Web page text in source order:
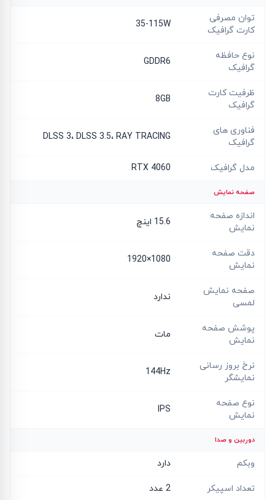
توان مصرفی
کارت گرافیک
35-115W
نوع حافظه
گرافیک
GDDR6
ظرفیت کارت
گرافیک
8GB
فناوری های
گرافیک
DLSS 3، DLSS 3.5، RAY TRACING
مدل گرافیک RTX 4060
صفحه نمایش
اندازه صفحه
نمایش
15.6 اینچ
دقت صفحه
نمایش
1080×1920
صفحه نمایش
لمسی
ندارد
پوشش صفحه
نمایش
مات
نرخ بروز رسانی
نمایشگر
144Hz
نوع صفحه
نمایش
IPS
دوربین و صدا
وبکم دارد
تعداد اسپیکر 2 عدد